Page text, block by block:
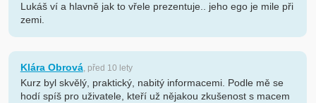
Lukáš ví a hlavně jak to vřele prezentuje.. jeho ego je mile při
zemi.
Klára Obrová, před 10 lety
Kurz byl skvělý, praktický, nabitý informacemi. Podle mě se
hodí spíš pro uživatele, kteří už nějakou zkušenost s macem